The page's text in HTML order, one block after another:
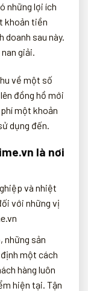
những lợi ích
khoản tiền
doanh sau này.
giải.
về một số
đồng hồ mới
một khoản
dụng đến.
là nơi
và nhiệt
với những vị
những sản
một cách
hàng luôn
hiện tại. Tận